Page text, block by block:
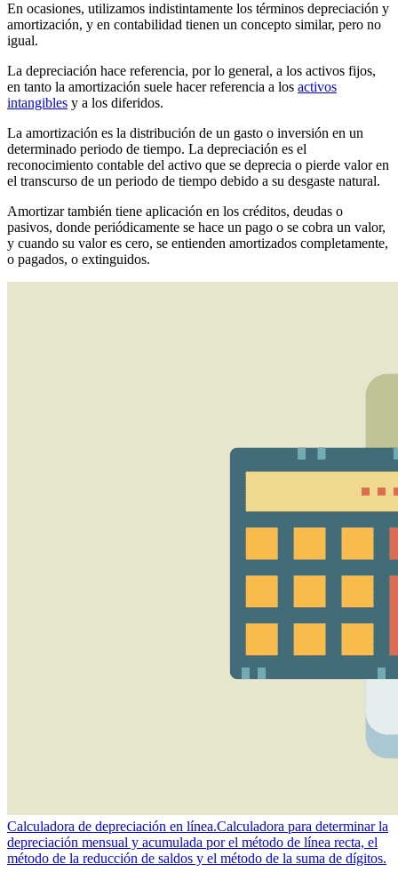
En ocasiones, utilizamos indistintamente los términos depreciación y
amortización, y en contabilidad tienen un concepto similar, pero no
igual.
La depreciación hace referencia, por lo general, a los activos fijos,
en tanto la amortización suele hacer referencia a los activos
intangibles y a los diferidos.
La amortización es la distribución de un gasto o inversión en un
determinado periodo de tiempo. La depreciación es el
reconocimiento contable del activo que se deprecia o pierde valor en
el transcurso de un periodo de tiempo debido a su desgaste natural.
Amortizar también tiene aplicación en los créditos, deudas o
pasivos, donde periódicamente se hace un pago o se cobra un valor,
y cuando su valor es cero, se entienden amortizados completamente,
o pagados, o extinguidos.
Calculadora de depreciación en línea.Calculadora para determinar la
depreciación mensual y acumulada por el método de línea recta, el
método de la reducción de saldos y el método de la suma de dígitos.